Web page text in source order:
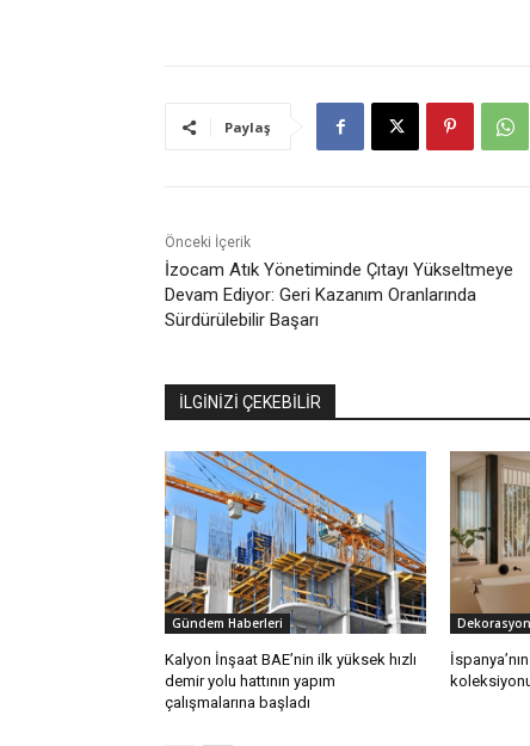
Paylaş
Önceki İçerik
İzocam Atık Yönetiminde Çıtayı Yükseltmeye
Devam Ediyor: Geri Kazanım Oranlarında
Sürdürülebilir Başarı
İLGİNİZİ ÇEKEBİLİR
Gündem Haberleri
Kalyon İnşaat BAE’nin ilk yüksek hızlı
demir yolu hattının yapım
çalışmalarına başladı
Dekorasyon